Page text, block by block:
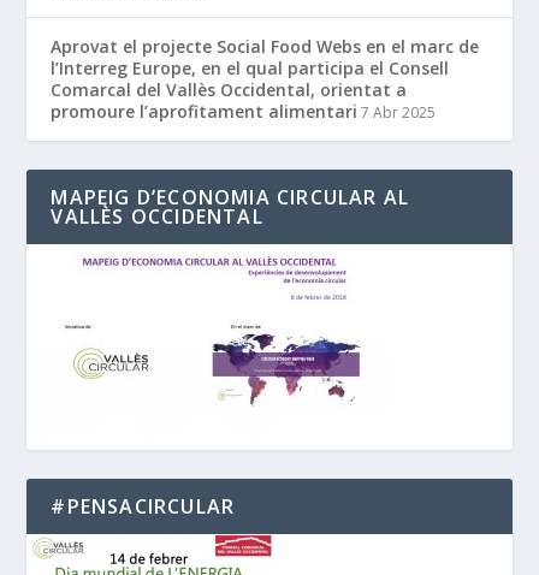
Aprovat el projecte Social Food Webs en el marc de
l’Interreg Europe, en el qual participa el Consell
Comarcal del Vallès Occidental, orientat a
promoure l’aprofitament alimentari 7 Abr 2025
MAPEIG D’ECONOMIA CIRCULAR AL
VALLÈS OCCIDENTAL
#PENSACIRCULAR